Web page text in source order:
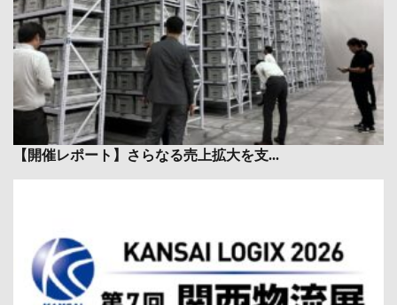
【開催レポート】さらなる売上拡大を支...